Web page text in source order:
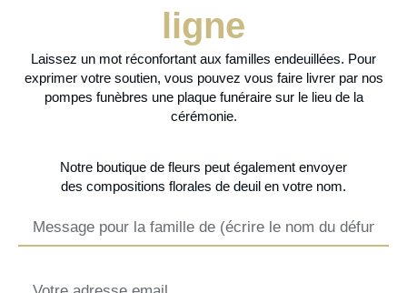
ligne
Laissez un mot réconfortant aux familles endeuillées. Pour
exprimer votre soutien, vous pouvez vous faire livrer par nos
pompes funèbres une plaque funéraire sur le lieu de la
cérémonie.
Notre boutique de fleurs peut également envoyer
des compositions florales de deuil en votre nom.